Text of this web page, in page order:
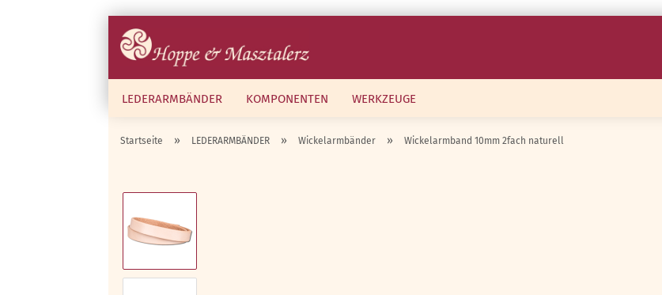
LEDERARMBÄNDER KOMPONENTEN WERKZEUGE
Startseite » LEDERARMBÄNDER » Wickelarmbänder » Wickelarmband 10mm 2fach naturell